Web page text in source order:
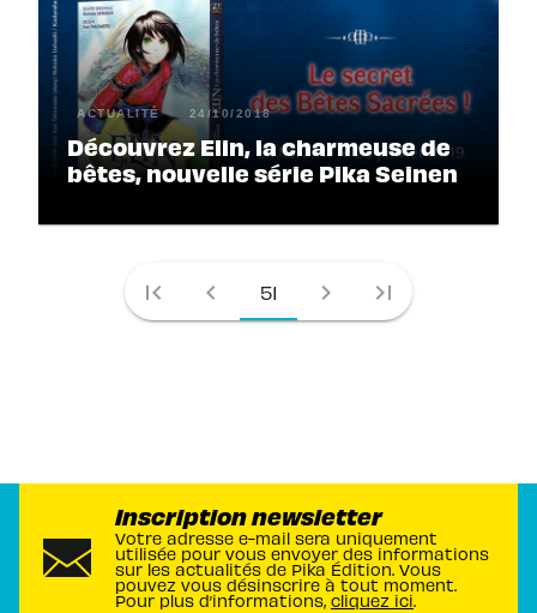
ACTUALITÉ 24/10/2018
Découvrez Elin, la charmeuse de
bêtes, nouvelle série Pika Seinen
first_page chevron_left 51 chevron_right last_page
Inscription newsletter
Votre adresse e-mail sera uniquement
utilisée pour vous envoyer des informations
sur les actualités de Pika Édition. Vous
pouvez vous désinscrire à tout moment.
Pour plus d’informations, cliquez ici.